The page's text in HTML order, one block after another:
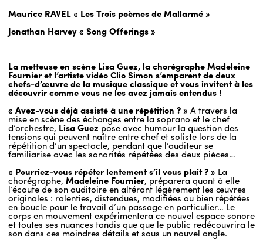
Maurice RAVEL « Les Trois poèmes de Mallarmé »
Jonathan Harvey « Song Offerings »
La metteuse en scène Lisa Guez, la chorégraphe Madeleine
Fournier et l’artiste vidéo Clio Simon s’emparent de deux
chefs-d’œuvre de la musique classique et vous invitent à les
découvrir comme vous ne les avez jamais entendus !
« Avez-vous déjà assisté à une répétition ? » A travers la
mise en scène des échanges entre la soprano et le chef
d’orchestre, Lisa Guez pose avec humour la question des
tensions qui peuvent naître entre chef et soliste lors de la
répétition d’un spectacle, pendant que l’auditeur se
familiarise avec les sonorités répétées des deux pièces…
« Pourriez-vous répéter lentement s’il vous plait ? » La
chorégraphe, Madeleine Fournier, préparera quant à elle
l’écoute de son auditoire en altérant légèrement les œuvres
originales : ralenties, distendues, modifiées ou bien répétées
en boucle pour le travail d’un passage en particulier… Le
corps en mouvement expérimentera ce nouvel espace sonore
et toutes ses nuances tandis que que le public redécouvrira le
son dans ces moindres détails et sous un nouvel angle.